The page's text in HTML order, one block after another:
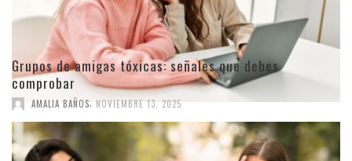
Grupos de amigas tóxicas: señales que debes
comprobar
AMALIA BAÑOS NOVIEMBRE 13, 2025